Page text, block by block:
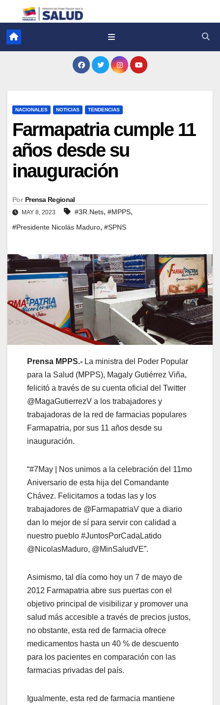
NACIONALES NOTICIAS TENDENCIAS
Farmapatria cumple 11
años desde su
inauguración
Por Prensa Regional
MAY 8, 2023 #3R.Nets, #MPPS,
#Presidente Nicolás Maduro, #SPNS
Prensa MPPS.- La ministra del Poder Popular
para la Salud (MPPS), Magaly Gutiérrez Viña,
felicitó a través de su cuenta oficial del Twitter
@MagaGutierrezV a los trabajadores y
trabajadoras de la red de farmacias populares
Farmapatria, por sus 11 años desde su
inauguración.
“#7May | Nos unimos a la celebración del 11mo
Aniversario de esta hija del Comandante
Chávez. Felicitamos a todas las y los
trabajadores de @FarmapatriaV que a diario
dan lo mejor de sí para servir con calidad a
nuestro pueblo #JuntosPorCadaLatido
@NicolasMaduro, @MinSaludVE”.
Asimismo, tal día como hoy un 7 de mayo de
2012 Farmapatria abre sus puertas con el
objetivo principal de visibilizar y promover una
salud más accesible a través de precios justos,
no obstante, esta red de farmacia ofrece
medicamentos hasta un 40 % de descuento
para los pacientes en comparación con las
farmacias privadas del país.
Igualmente, esta red de farmacia mantiene